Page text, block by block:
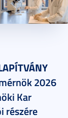
2026
Kar
részére